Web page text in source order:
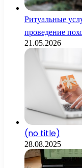
Ритуальные
проведение
21.05.2026
(no title)
28.08.2025